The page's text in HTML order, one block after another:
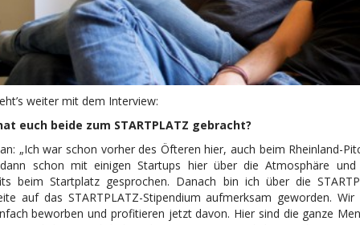
weiter mit dem Interview:
euch beide zum STARTPLATZ gebracht?
„Ich war schon vorher des Öfteren hier, auch beim Rheinland-
schon mit einigen Startups hier über die Atmosphäre und
beim Startplatz gesprochen. Danach bin ich über die
auf das STARTPLATZ-Stipendium aufmerksam geworden. Wir
beworben und profitieren jetzt davon. Hier sind die ganze